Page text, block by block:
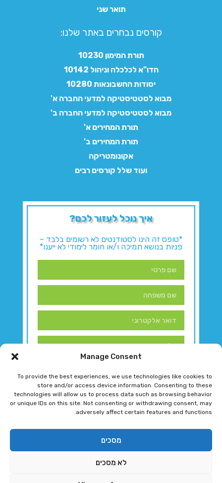
Manage Consent
To provide the best experiences, we use technologies like cookies to
store and/or access device information. Consenting to these
technologies will allow us to process data such as browsing behavior
or unique IDs on this site. Not consenting or withdrawing consent, may
adversely affect certain features and functions.
מסכים
לא מסכים
תואר שני
קורסים נבחרים באתר שלנו:​
תורת המימון 10230
חדו"א לכלכלה וניהול 10142
יסודות החשבונאות 10280
מבוא לסטטיסטיקה למדעי החברה א'
מבוא לסטטיסטיקה למדעי החברה ב'
תורת המחירים א'
תורת המחירים ב'
אקונומטריקה
ועוד שלל קורסים רבים
איך נוכל לעזור לכם?
*טופס זה הינו לסטודנטים לא רשומים בלבד –
פניות בנושא תמיכה ו/או חומר לימודי לא ייענו*